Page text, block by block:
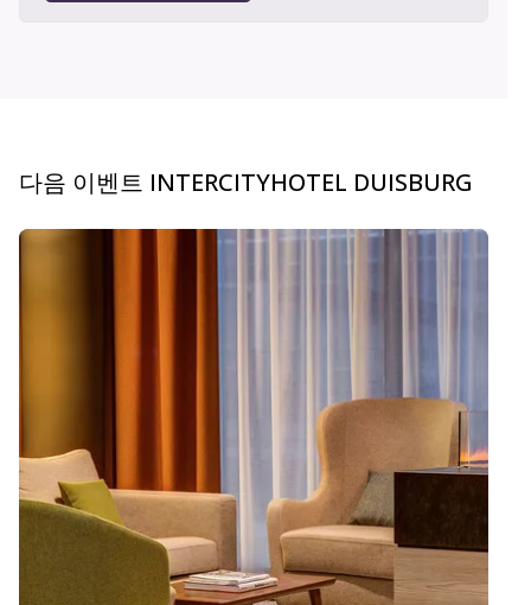
다음 이벤트 INTERCITYHOTEL DUISBURG
carousel.aria_current_slide